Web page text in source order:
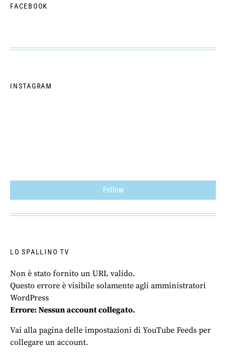
FACEBOOK
INSTAGRAM
Follow
LO SPALLINO TV
Non è stato fornito un URL valido.
Questo errore è visibile solamente agli amministratori
WordPress
Errore: Nessun account collegato.
Vai alla pagina delle impostazioni di YouTube Feeds per
collegare un account.